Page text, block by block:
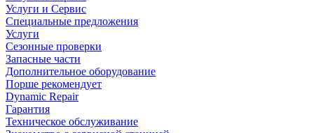
Услуги и Сервис
Специальные предложения
Услуги
Сезонные проверки
Запасные части
Дополнительное оборудование
Порше рекомендует
Dynamic Repair
Гарантия
Техническое обслуживание